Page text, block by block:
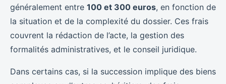
généralement entre 100 et 300 euros, en fonction de
la situation et de la complexité du dossier. Ces frais
couvrent la rédaction de l’acte, la gestion des
formalités administratives, et le conseil juridique.
Dans certains cas, si la succession implique des biens